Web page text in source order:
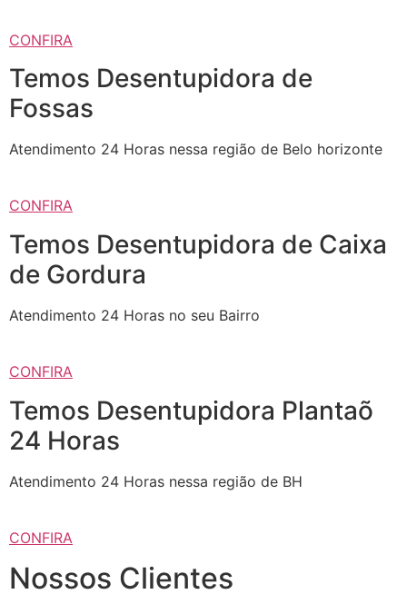
CONFIRA
Temos Desentupidora de
Fossas
Atendimento 24 Horas nessa região de Belo horizonte
CONFIRA
Temos Desentupidora de Caixa
de Gordura
Atendimento 24 Horas no seu Bairro
CONFIRA
Temos Desentupidora Plantaõ
24 Horas
Atendimento 24 Horas nessa região de BH
CONFIRA
Nossos Clientes